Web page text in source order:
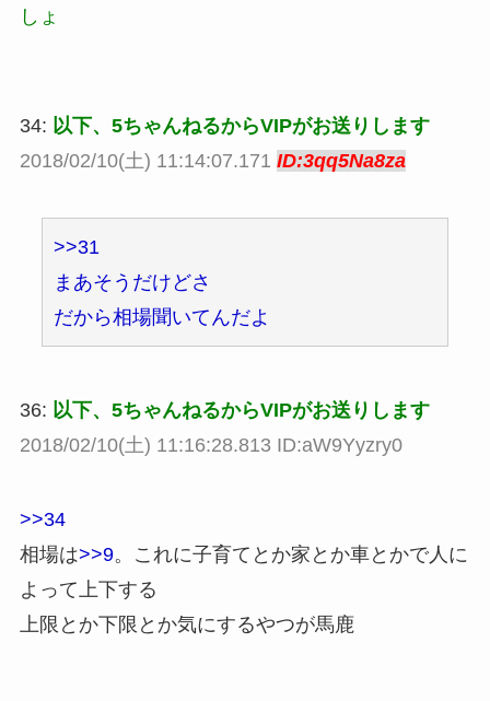
しょ
34: 以下、5ちゃんねるからVIPがお送りします
2018/02/10(土) 11:14:07.171 ID:3qq5Na8za
>>31
まあそうだけどさ
だから相場聞いてんだよ
36: 以下、5ちゃんねるからVIPがお送りします
2018/02/10(土) 11:16:28.813 ID:aW9Yyzry0
>>34
相場は>>9。これに子育てとか家とか車とかで人に
よって上下する
上限とか下限とか気にするやつが馬鹿